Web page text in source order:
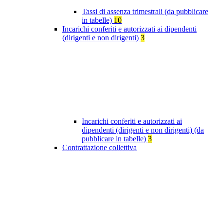
Tassi di assenza trimestrali (da pubblicare
in tabelle) 10
Incarichi conferiti e autorizzati ai dipendenti
(dirigenti e non dirigenti) 3
Incarichi conferiti e autorizzati ai
dipendenti (dirigenti e non dirigenti) (da
pubblicare in tabelle) 3
Contrattazione collettiva